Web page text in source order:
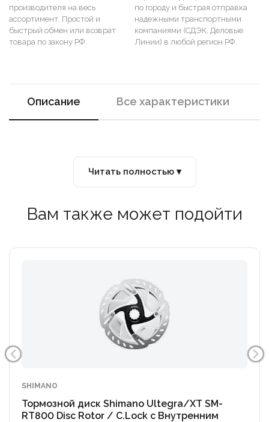
производителя на весь
ассортимент. Простой и
быстрый обмен или возврат
товара по закону РФ.
по городу и быстрая отправка
надежными транспортными
компаниями (СДЭК, Деловые
Линии) в любой регион РФ.
Описание Все характеристики
Читать полностью ▾
Вам также может подойти
SHIMANO
Тормозной диск Shimano Ultegra/XT SM-
RT800 Disc Rotor / C.Lock с Внутренним